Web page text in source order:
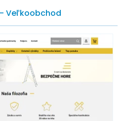
Veľkoobchod